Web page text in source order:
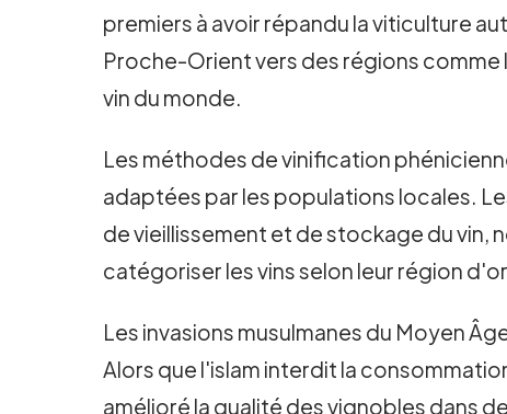
premiers à avoir répandu la viticulture
Proche-Orient vers des régions comme
vin du monde.
Les méthodes de vinification
adaptées par les populations locales.
de vieillissement et de stockage du vin,
catégoriser les vins selon leur région
Les invasions musulmanes du Moyen
Alors que l'islam interdit la
amélioré la qualité des vignobles dans